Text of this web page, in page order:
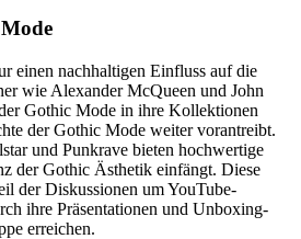
einen nachhaltigen Einfluss auf die
wie Alexander McQueen und John
Gothic Mode in ihre Kollektionen
der Gothic Mode weiter vorantreibt.
und Punkrave bieten hochwertige
der Gothic Ästhetik einfängt. Diese
der Diskussionen um YouTube-
ihre Präsentationen und Unboxing-
erreichen.